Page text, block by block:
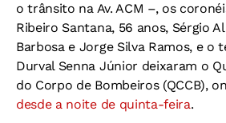
o trânsito na Av. ACM –, os
Ribeiro Santana, 56 anos, Sérgio
Barbosa e Jorge Silva Ramos, e o
Durval Senna Júnior deixaram o
do Corpo de Bombeiros (QCCB),
desde a noite de quinta-feira.